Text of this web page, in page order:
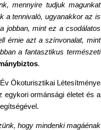
mennyire tudjuk magunkat
a tennivaló, ugyanakkor az is
jobban, mint ez a csodálatos
érnie azt a színvonalat, mint
a fantasztikus természeti
.
Ökoturisztikai Létesítménye
egykori ormánsági életet és a
hogy mindenki magáénak